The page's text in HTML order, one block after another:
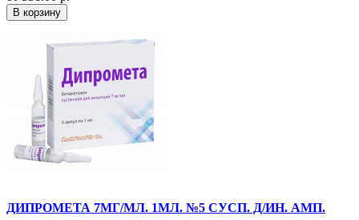
В корзину
ДИПРОМЕТА 7МГ/МЛ. 1МЛ. №5 СУСП. Д/ИН. АМП.